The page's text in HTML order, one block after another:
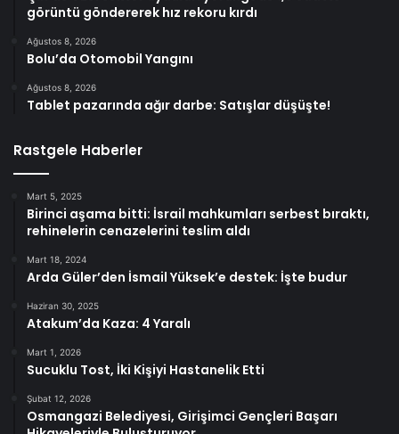
görüntü göndererek hız rekoru kırdı
Ağustos 8, 2026
Bolu’da Otomobil Yangını
Ağustos 8, 2026
Tablet pazarında ağır darbe: Satışlar düşüşte!
Rastgele Haberler
Mart 5, 2025
Birinci aşama bitti: İsrail mahkumları serbest bıraktı,
rehinelerin cenazelerini teslim aldı
Mart 18, 2024
Arda Güler’den İsmail Yüksek’e destek: İşte budur
Haziran 30, 2025
Atakum’da Kaza: 4 Yaralı
Mart 1, 2026
Sucuklu Tost, İki Kişiyi Hastanelik Etti
Şubat 12, 2026
Osmangazi Belediyesi, Girişimci Gençleri Başarı